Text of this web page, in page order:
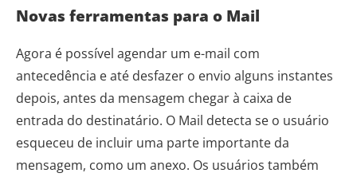
Novas ferramentas para o Mail
Agora é possível agendar um e-mail com
antecedência e até desfazer o envio alguns instantes
depois, antes da mensagem chegar à caixa de
entrada do destinatário. O Mail detecta se o usuário
esqueceu de incluir uma parte importante da
mensagem, como um anexo. Os usuários também